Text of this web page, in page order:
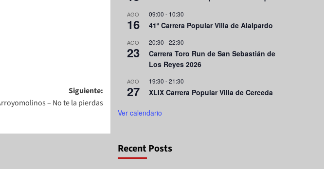
Siguiente:
– No te la pierdas
AGO
16
09:00 - 10:30
41ª Carrera Popular Villa de Alalpardo
AGO
23
20:30 -22:30
Carrera Toro Run de San Sebastián de
Los Reyes 2026
AGO
27
19:30 -21:30
XLIX Carrera Popular Villa de Cerceda
Ver calendario
Recent Posts